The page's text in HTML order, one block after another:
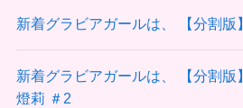
新着グラビアガールは、 【分割版
新着グラビアガールは、 【分割版
燈莉 ＃2